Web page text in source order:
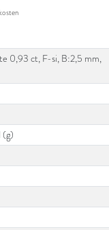
0,93 ct, F-si, B:2,5 mm,
(g)